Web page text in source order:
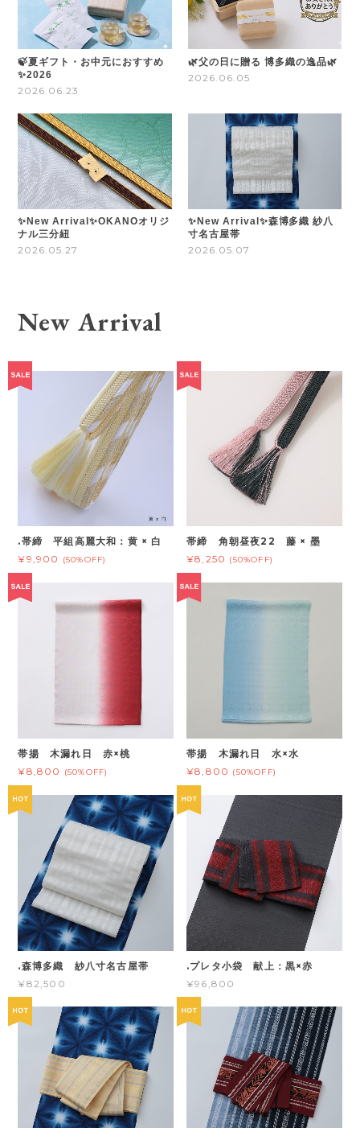
🍃夏ギフト・お中元におすすめ
✨2026
2026.06.23
🌿父の日に贈る 博多織の逸品🌿
2026.06.05
✨New Arrival✨OKANOオリジ
ナル三分紐
2026.05.27
✨New Arrival✨森博多織 紗八
寸名古屋帯
2026.05.07
New Arrival
.帯締 平組高麗大和：黄 × 白
¥9,900
(50%OFF)
帯締 角朝昼夜22 藤 × 墨
¥8,250 (50%OFF)
帯揚 木漏れ日 赤×桃
¥8,800
(50%OFF)
帯揚 木漏れ日 水×水
¥8,800 (50%OFF)
.森博多織 紗八寸名古屋帯
¥82,500
.プレタ小袋 献上：黒×赤
¥96,800